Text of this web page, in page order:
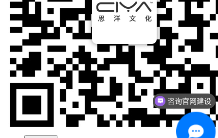
咨询官网建设
咨询网络营销